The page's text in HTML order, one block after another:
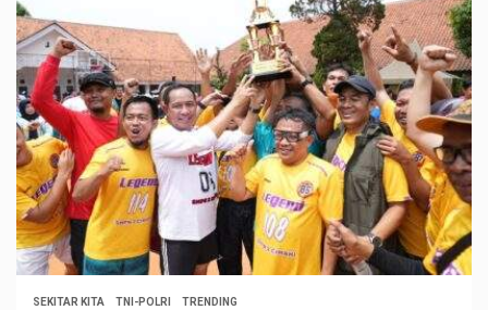
SEKITAR KITA TNI-POLRI TRENDING